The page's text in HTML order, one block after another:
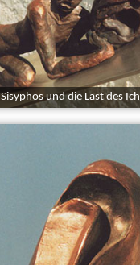
Sisyphos und die Last des Ich